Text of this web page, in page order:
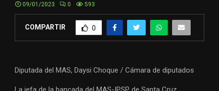
09/01/2023 0 593
COMPARTIR 0
Diputada del MAS, Daysi Choque / Cámara de diputados